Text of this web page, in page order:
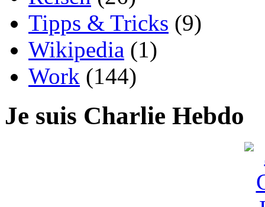
Tipps & Tricks (9)
Wikipedia (1)
Work (144)
Je suis Charlie Hebdo